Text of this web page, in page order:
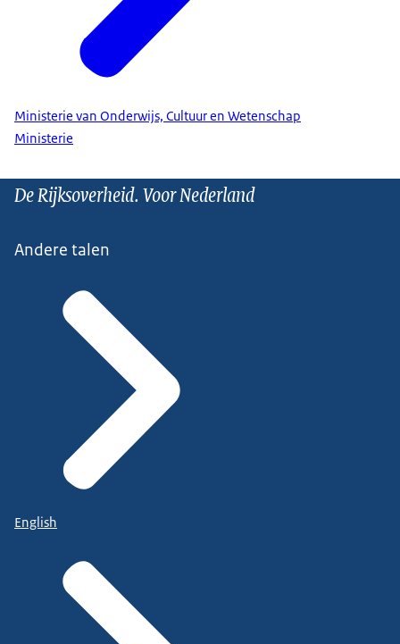
Ministerie van Onderwijs, Cultuur en Wetenschap
Ministerie
De Rijksoverheid. Voor Nederland
Andere talen
English